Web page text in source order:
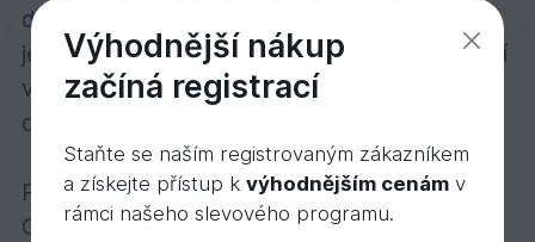
dřeva na bázi oleje! Ochranná olejová lazura
je transparentní, polomatná a určená k použití
venku. Mikroporézní, trvanlivá ochrana pro
dřevo ve venkovních prostorách.
Popis výrobku:
Ochranná olejová lazura je polomatný nátěr
Výhodnější nákup
začíná registrací
Staňte se naším registrovaným zákazníkem
a získejte přístup k výhodnějším cenámv
rámci našeho slevového programu.